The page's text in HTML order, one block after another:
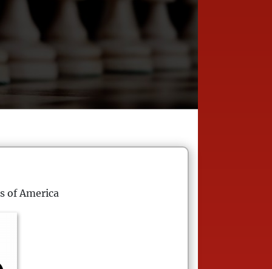
of America